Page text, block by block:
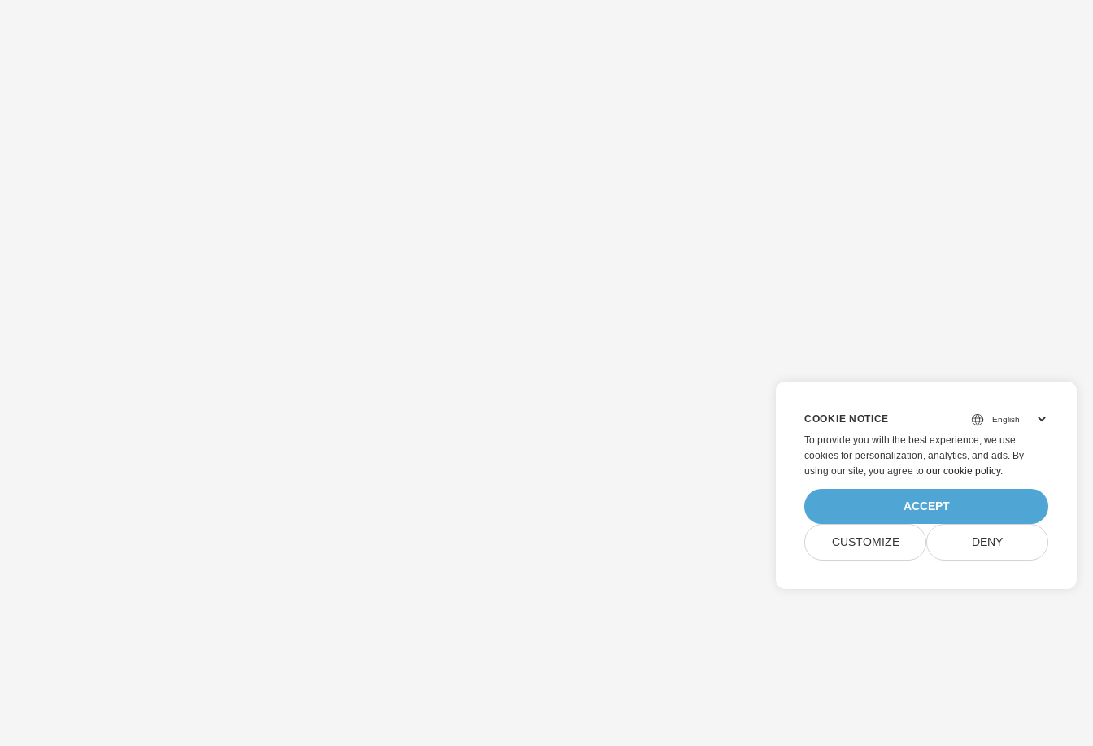
COOKIE NOTICE
To provide you with the best experience, we use
cookies for personalization, analytics, and ads. By
using our site, you agree to our cookie policy.
ACCEPT
CUSTOMIZE DENY